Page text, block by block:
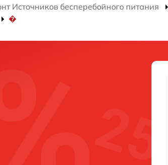
Источников бесперебойного питания
�